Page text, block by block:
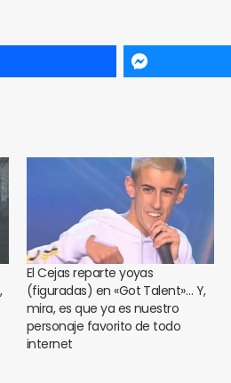
El Cejas reparte yoyas
(figuradas) en «Got Talent»… Y,
mira, es que ya es nuestro
personaje favorito de todo
internet